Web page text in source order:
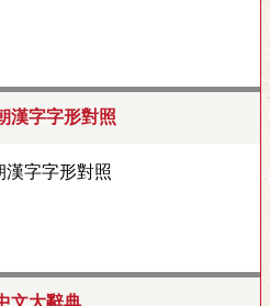
漢字字形對照
文大辭典